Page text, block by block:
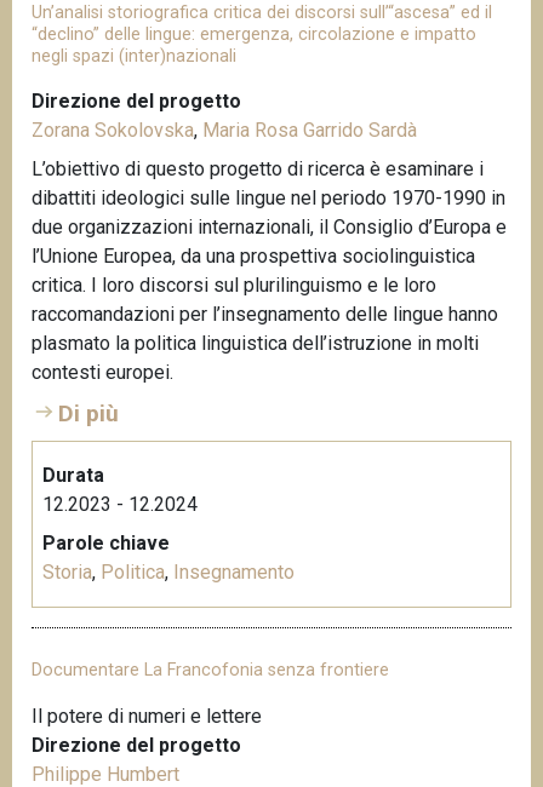
Un’analisi storiografica critica dei discorsi sull’“ascesa” ed il
“declino” delle lingue: emergenza, circolazione e impatto
negli spazi (inter)nazionali
Direzione del progetto
Zorana Sokolovska, Maria Rosa Garrido Sardà
L’obiettivo di questo progetto di ricerca è esaminare i
dibattiti ideologici sulle lingue nel periodo 1970-1990 in
due organizzazioni internazionali, il Consiglio d’Europa e
l’Unione Europea, da una prospettiva sociolinguistica
critica. I loro discorsi sul plurilinguismo e le loro
raccomandazioni per l’insegnamento delle lingue hanno
plasmato la politica linguistica dell’istruzione in molti
contesti europei.
Di più
Durata
12.2023 - 12.2024
Parole chiave
Storia, Politica, Insegnamento
Documentare La Francofonia senza frontiere
Il potere di numeri e lettere
Direzione del progetto
Philippe Humbert